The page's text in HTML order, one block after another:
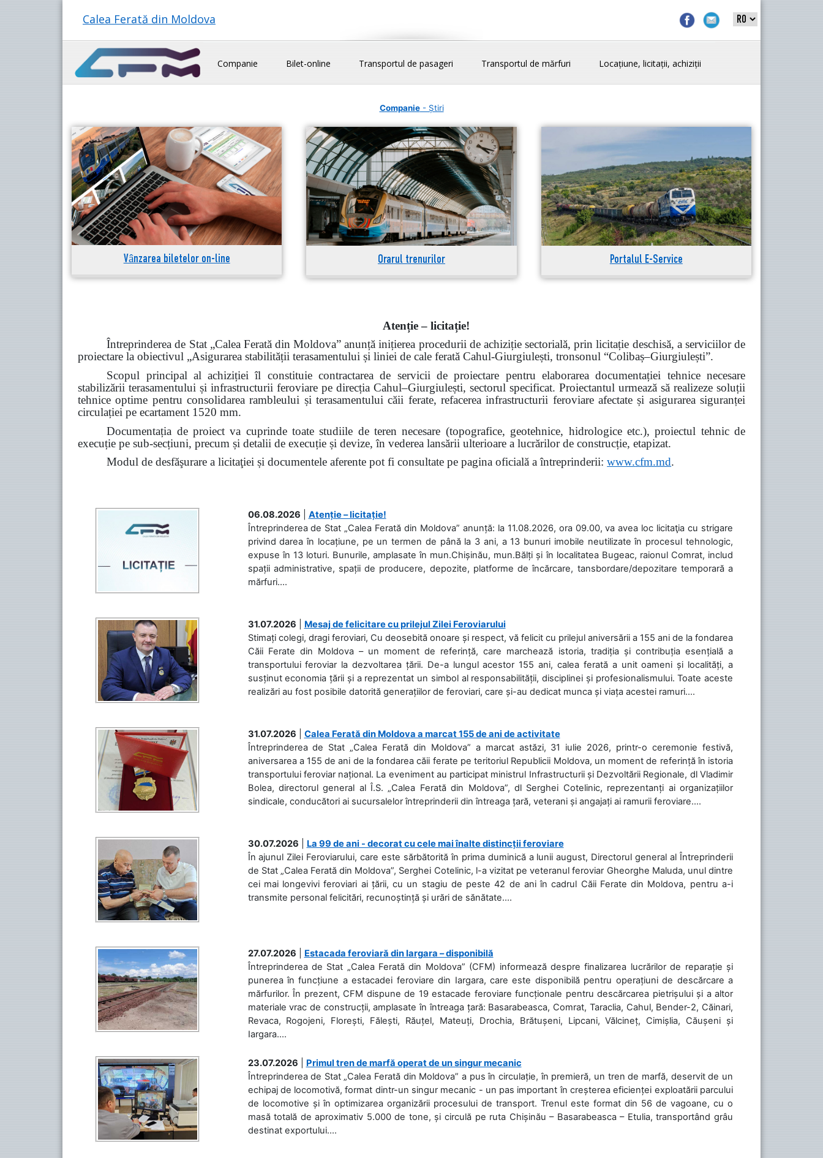
Calea Ferată din Moldova
Companie Bilet-online Transportul de pasageri Transportul de mărfuri Locațiune, licitații, achiziții
Companie- Știri
Vânzarea biletelor on-line Orarul trenurilor Portalul E-Service
Atenție – licitație!
Întreprinderea de Stat „Calea Ferată din Moldova” anunță inițierea procedurii de achiziție sectorială, prin licitație deschisă, a serviciilor de
proiectare la obiectivul „Asigurarea stabilității terasamentului și liniei de cale ferată Cahul-Giurgiulești, tronsonul “Colibaș–Giurgiulești”.
Scopul principal al achiziției îl constituie contractarea de servicii de proiectare pentru elaborarea documentației tehnice necesare
stabilizării terasamentului și infrastructurii feroviare pe direcția Cahul–Giurgiulești, sectorul specificat. Proiectantul urmează să realizeze soluții
tehnice optime pentru consolidarea rambleului și terasamentului căii ferate, refacerea infrastructurii feroviare afectate și asigurarea siguranței
circulației pe ecartament 1520 mm.
Documentația de proiect va cuprinde toate studiile de teren necesare (topografice, geotehnice, hidrologice etc.), proiectul tehnic de
execuție pe sub-secțiuni, precum și detalii de execuție și devize, în vederea lansării ulterioare a lucrărilor de construcție, etapizat.
Modul de desfăşurare a licitaţiei și documentele aferente pot fi consultate pe pagina oficială a întreprinderii: www.cfm.md.
06.08.2026
Atenție – licitație!
Întreprinderea de Stat „Calea Ferată din Moldova” anunță: la 11.08.2026, ora 09.00, va avea loc licitaţia cu strigare
privind darea în locațiune, pe un termen de până la 3 ani, a 13 bunuri imobile neutilizate în procesul tehnologic,
expuse în 13 loturi. Bunurile, amplasate în mun.Chișinău, mun.Bălți și în localitatea Bugeac, raionul Comrat, includ
spații administrative, spații de producere, depozite, platforme de încărcare, tansbordare/depozitare temporară a
mărfuri....
31.07.2026
Mesaj de felicitare cu prilejul Zilei Feroviarului
Stimați colegi, dragi feroviari, Cu deosebită onoare și respect, vă felicit cu prilejul aniversării a 155 ani de la fondarea
Căii Ferate din Moldova – un moment de referință, care marchează istoria, tradiția și contribuția esențială a
transportului feroviar la dezvoltarea țării. De-a lungul acestor 155 ani, calea ferată a unit oameni și localități, a
susținut economia țării și a reprezentat un simbol al responsabilității, disciplinei și profesionalismului. Toate aceste
realizări au fost posibile datorită generațiilor de feroviari, care și-au dedicat munca și viața acestei ramuri....
31.07.2026
Calea Ferată din Moldova a marcat 155 de ani de activitate
Întreprinderea de Stat „Calea Ferată din Moldova” a marcat astăzi, 31 iulie 2026, printr-o ceremonie festivă,
aniversarea a 155 de ani de la fondarea căii ferate pe teritoriul Republicii Moldova, un moment de referință în istoria
transportului feroviar național. La eveniment au participat ministrul Infrastructurii și Dezvoltării Regionale, dl Vladimir
Bolea, directorul general al Î.S. „Calea Ferată din Moldova”, dl Serghei Cotelinic, reprezentanți ai organizațiilor
sindicale, conducători ai sucursalelor întreprinderii din întreaga țară, veterani și angajați ai ramurii feroviare....
30.07.2026
La 99 de ani - decorat cu cele mai înalte distincții feroviare
În ajunul Zilei Feroviarului, care este sărbătorită în prima duminică a lunii august, Directorul general al Întreprinderii
de Stat „Calea Ferată din Moldova”, Serghei Cotelinic, l-a vizitat pe veteranul feroviar Gheorghe Maluda, unul dintre
cei mai longevivi feroviari ai țării, cu un stagiu de peste 42 de ani în cadrul Căii Ferate din Moldova, pentru a-i
transmite personal felicitări, recunoștință și urări de sănătate....
27.07.2026
Estacada feroviară din Iargara – disponibilă
Întreprinderea de Stat „Calea Ferată din Moldova” (CFM) informează despre finalizarea lucrărilor de reparație și
punerea în funcțiune a estacadei feroviare din Iargara, care este disponibilă pentru operațiuni de descărcare a
mărfurilor. În prezent, CFM dispune de 19 estacade feroviare funcționale pentru descărcarea pietrișului și a altor
materiale vrac de construcții, amplasate în întreaga țară: Basarabeasca, Comrat, Taraclia, Cahul, Bender-2, Căinari,
Revaca, Rogojeni, Florești, Fălești, Răuțel, Mateuți, Drochia, Brătușeni, Lipcani, Vălcineț, Cimișlia, Căușeni și
Iargara....
23.07.2026
Primul tren de marfă operat de un singur mecanic
Întreprinderea de Stat „Calea Ferată din Moldova” a pus în circulație, în premieră, un tren de marfă, deservit de un
echipaj de locomotivă, format dintr-un singur mecanic - un pas important în creșterea eficienței exploatării parcului
de locomotive și în optimizarea organizării procesului de transport. Trenul este format din 56 de vagoane, cu o
masă totală de aproximativ 5.000 de tone, și circulă pe ruta Chișinău – Basarabeasca – Etulia, transportând grâu
destinat exportului....